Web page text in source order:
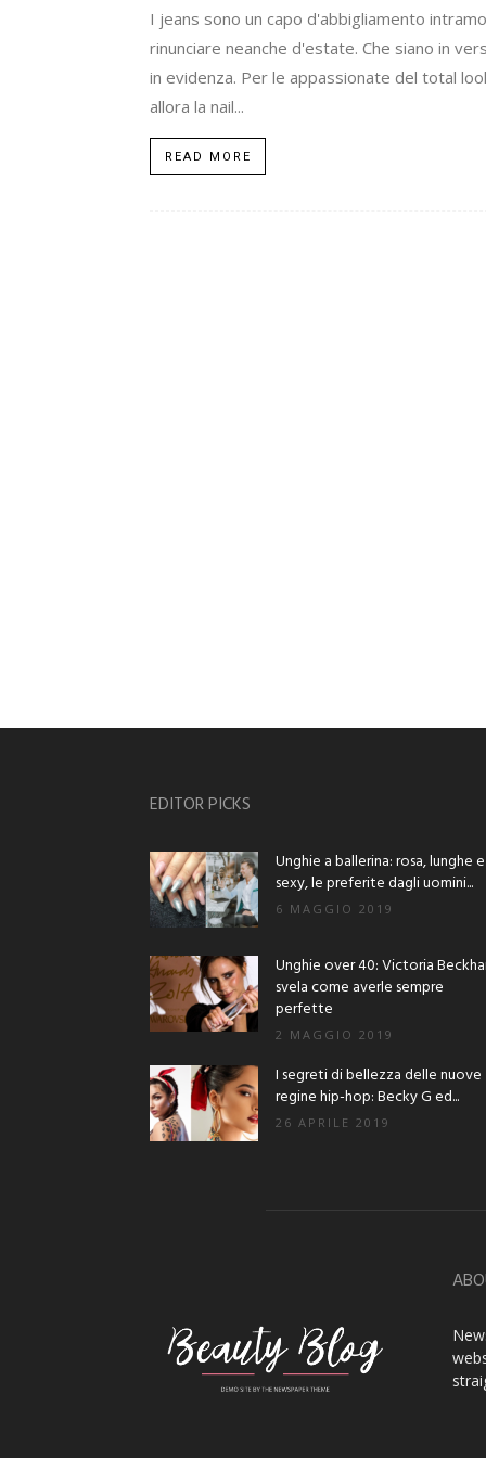
I jeans sono un capo d'abbigliamento
rinunciare neanche d'estate. Che siano in
in evidenza. Per le appassionate del total
allora la nail...
READ MORE
EDITOR PICKS
Unghie a ballerina: rosa, lunghe e
sexy, le preferite dagli uomini...
6 MAGGIO 2019
Unghie over 40: Victoria
svela come averle sempre
perfette
2 MAGGIO 2019
I segreti di bellezza delle nuove
regine hip-hop: Becky G ed...
26 APRILE 2019